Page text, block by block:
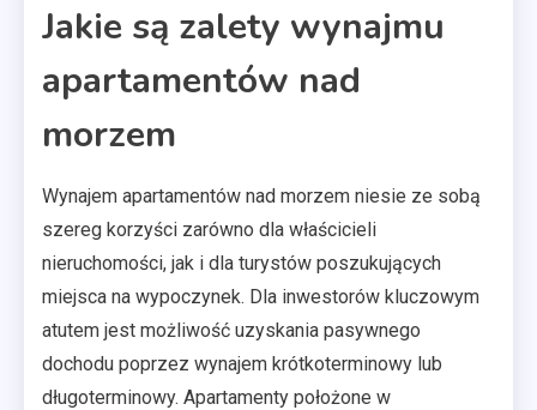
Jakie są zalety wynajmu
apartamentów nad
morzem
Wynajem apartamentów nad morzem niesie ze sobą
szereg korzyści zarówno dla właścicieli
nieruchomości, jak i dla turystów poszukujących
miejsca na wypoczynek. Dla inwestorów kluczowym
atutem jest możliwość uzyskania pasywnego
dochodu poprzez wynajem krótkoterminowy lub
długoterminowy. Apartamenty położone w